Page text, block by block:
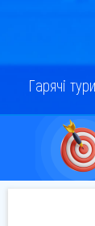
Гарячі тури